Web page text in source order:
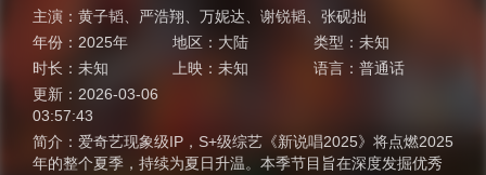
主演： 黄子韬 严浩翔 万妮达 谢锐韬
张砚拙
年份： 2025年 地区： 大陆 类型： 未知
时长： 未知 上映：未知 语言： 普通话
更新： 2026-03-06
03:57:43
简介： 爱奇艺现象级IP，S+级综艺《新说唱2025》将点燃2025
年的整个夏季，持续为夏日升温。本季节目旨在深度发掘优秀